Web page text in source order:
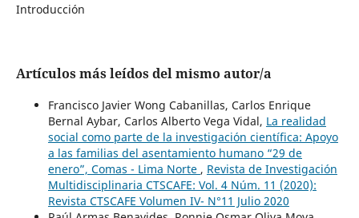
Introducción
Artículos más leídos del mismo autor/a
Francisco Javier Wong Cabanillas, Carlos Enrique
Bernal Aybar, Carlos Alberto Vega Vidal, La realidad
social como parte de la investigación científica: Apoyo
a las familias del asentamiento humano “29 de
enero”, Comas - Lima Norte , Revista de Investigación
Multidisciplinaria CTSCAFE: Vol. 4 Núm. 11 (2020):
Revista CTSCAFE Volumen IV- N°11 Julio 2020